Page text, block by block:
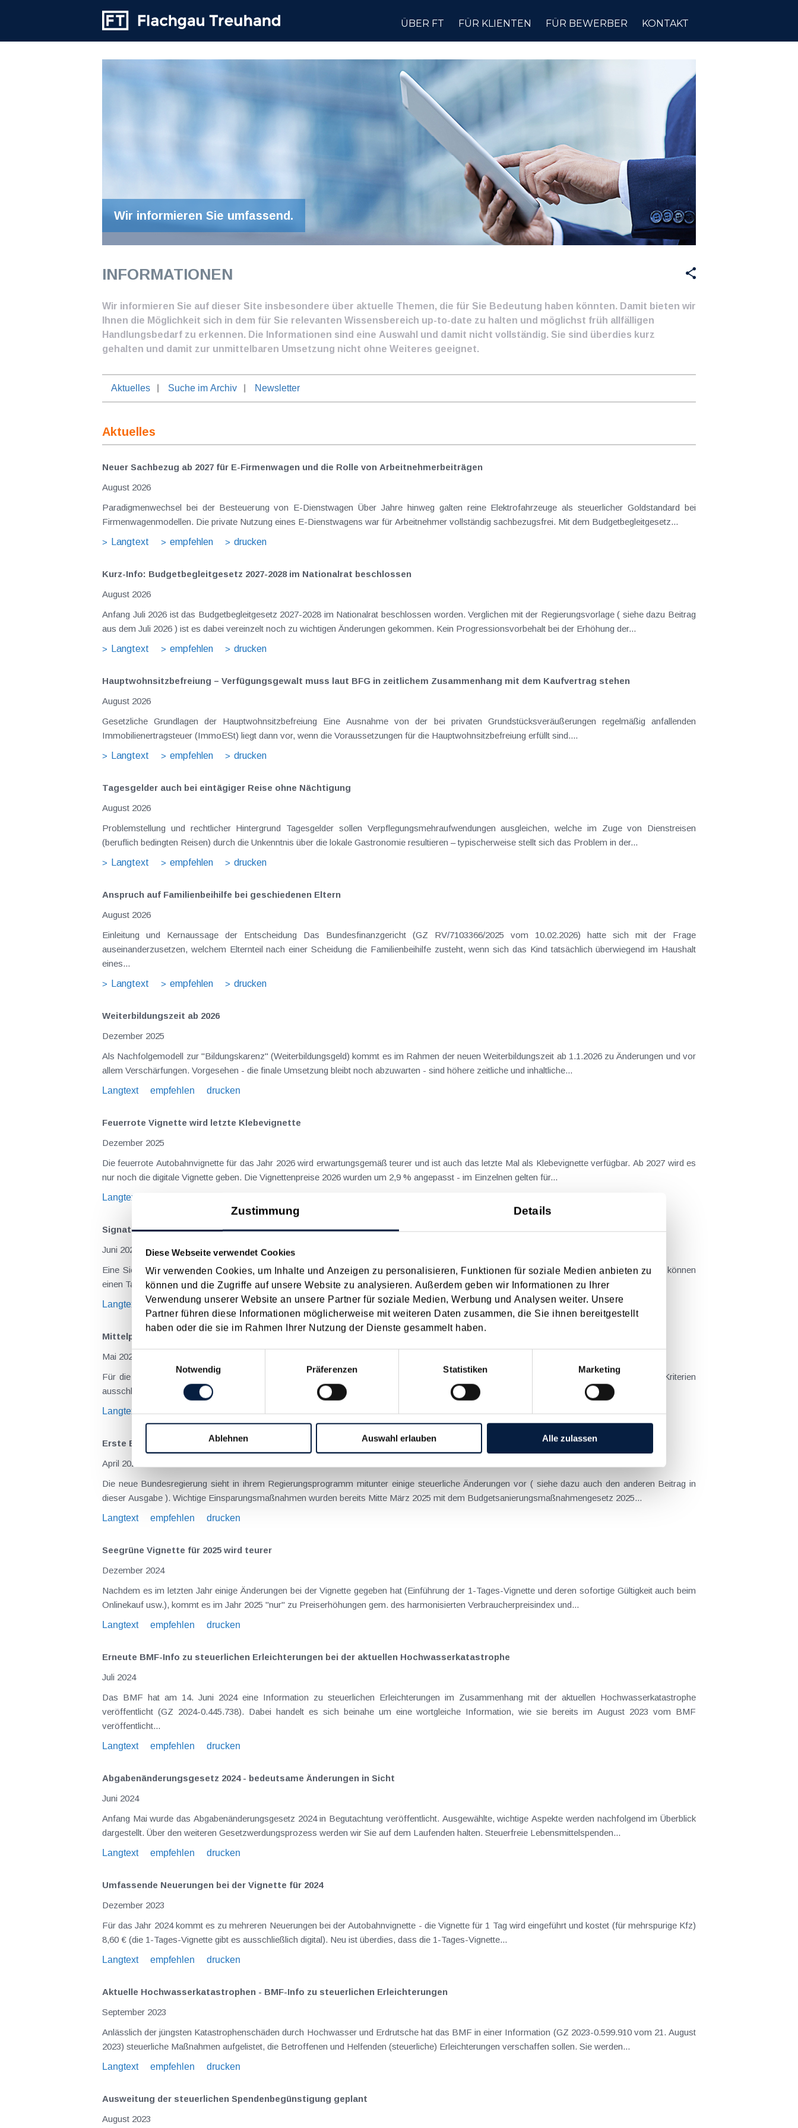
Zustimmung Details
Diese Webseite verwendet Cookies
Wir verwenden Cookies, um Inhalte und Anzeigen zu personalisieren, Funktionen für soziale Medien anbieten zu
können und die Zugriffe auf unsere Website zu analysieren. Außerdem geben wir Informationen zu Ihrer
Verwendung unserer Website an unsere Partner für soziale Medien, Werbung und Analysen weiter. Unsere
Partner führen diese Informationen möglicherweise mit weiteren Daten zusammen, die Sie ihnen bereitgestellt
haben oder die sie im Rahmen Ihrer Nutzung der Dienste gesammelt haben.
Einwilligungsauswahl
Notwendig
Präferenzen Statistiken Marketing
Ablehnen Auswahl erlauben Alle zulassen
ÜBER FT FÜR KLIENTEN FÜR BEWERBER KONTAKT
Wir informieren Sie umfassend.
INFORMATIONEN
Wir informieren Sie auf dieser Site insbesondere über aktuelle Themen, die für Sie Bedeutung haben könnten. Damit bieten wir
Ihnen die Möglichkeit sich in dem für Sie relevanten Wissensbereich up-to-date zu halten und möglichst früh allfälligen
Handlungsbedarf zu erkennen. Die Informationen sind eine Auswahl und damit nicht vollständig. Sie sind überdies kurz
gehalten und damit zur unmittelbaren Umsetzung nicht ohne Weiteres geeignet.
Aktuelles Suche im Archiv Newsletter
Aktuelles
Neuer Sachbezug ab 2027 für E-Firmenwagen und die Rolle von Arbeitnehmer​­beiträgen
August 2026
Paradigmenwechsel bei der Besteuerung von E-Dienstwagen Über Jahre hinweg galten reine Elektrofahrzeuge als steuerlicher Goldstandard bei
Firmenwagenmodellen. Die private Nutzung eines E-Dienstwagens war für Arbeitnehmer vollständig sachbezugsfrei. Mit dem Budgetbegleitgesetz...
Langtext
empfehlen drucken
Kurz-Info: Budgetbegleitgesetz 2027-2028 im Nationalrat beschlossen
August 2026
Anfang Juli 2026 ist das Budgetbegleitgesetz 2027-2028 im Nationalrat beschlossen worden. Verglichen mit der Regierungsvorlage ( siehe dazu Beitrag
aus dem Juli 2026 ) ist es dabei vereinzelt noch zu wichtigen Änderungen gekommen. Kein Progressionsvorbehalt bei der Erhöhung der...
Langtext
empfehlen drucken
Hauptwohnsitz​­befreiung – Verfügungsgewalt muss laut BFG in zeitlichem Zusammenhang mit dem Kaufvertrag stehen
August 2026
Gesetzliche Grundlagen der Hauptwohnsitzbefreiung Eine Ausnahme von der bei privaten Grundstücksveräußerungen regelmäßig anfallenden
Immobilienertragsteuer (ImmoESt) liegt dann vor, wenn die Voraussetzungen für die Hauptwohnsitzbefreiung erfüllt sind....
Langtext
empfehlen drucken
Tagesgelder auch bei eintägiger Reise ohne Nächtigung
August 2026
Problemstellung und rechtlicher Hintergrund Tagesgelder sollen Verpflegungsmehraufwendungen ausgleichen, welche im Zuge von Dienstreisen
(beruflich bedingten Reisen) durch die Unkenntnis über die lokale Gastronomie resultieren – typischerweise stellt sich das Problem in der...
Langtext
empfehlen drucken
Anspruch auf Familienbeihilfe bei geschiedenen Eltern
August 2026
Einleitung und Kernaussage der Entscheidung Das Bundesfinanzgericht (GZ RV/7103366/2025 vom 10.02.2026) hatte sich mit der Frage
auseinanderzusetzen, welchem Elternteil nach einer Scheidung die Familienbeihilfe zusteht, wenn sich das Kind tatsächlich überwiegend im Haushalt
eines...
Langtext
empfehlen drucken
Weiterbildungszeit ab 2026
Dezember 2025
Als Nachfolgemodell zur "Bildungskarenz" (Weiterbildungsgeld) kommt es im Rahmen der neuen Weiterbildungszeit ab 1.1.2026 zu Änderungen und vor
allem Verschärfungen. Vorgesehen - die finale Umsetzung bleibt noch abzuwarten - sind höhere zeitliche und inhaltliche...
Langtext
empfehlen drucken
Feuerrote Vignette wird letzte Klebevignette
Dezember 2025
Die feuerrote Autobahnvignette für das Jahr 2026 wird erwartungsgemäß teurer und ist auch das letzte Mal als Klebevignette verfügbar. Ab 2027 wird es
nur noch die digitale Vignette geben. Die Vignettenpreise 2026 wurden um 2,9 % angepasst - im Einzelnen gelten für...
Langtext
Signaturkarte bei Registrierkassen muss möglicherweise getauscht werden
Juni 2025
Eine Sicherheitslücke ("EUCLeak") und die damit zusammenhängende mangelnde Verlängerung der Zertifizierung für den Chip ACOS-ID 2.1 können
einen Tausch der Signaturkarte in der Registrierkasse notwendig machen. Von der Umstellung können also...
Langtext
empfehlen drucken
Mittelpunkt der Lebensinteressen in Österreich bei (kurzfristiger) Entsendung in die USA
Mai 2025
Für die unbeschränkte Steuerpflicht in einem Staat, woraus regelmäßig das Besteuerungsrecht am Welteinkommen resultiert, sind mehrere Kriterien
ausschlaggebend, welche dem Doppelbesteuerungsabkommen (DBA) folgend nacheinander geprüft werden müssen. Dadurch wird...
Langtext
Erste Budgetsanierungs­maßnahmen beschlossen
April 2025
Die neue Bundesregierung sieht in ihrem Regierungsprogramm mitunter einige steuerliche Änderungen vor ( siehe dazu auch den anderen Beitrag in
dieser Ausgabe ). Wichtige Einsparungsmaßnahmen wurden bereits Mitte März 2025 mit dem Budgetsanierungsmaßnahmengesetz 2025...
Langtext
empfehlen drucken
Seegrüne Vignette für 2025 wird teurer
Dezember 2024
Nachdem es im letzten Jahr einige Änderungen bei der Vignette gegeben hat (Einführung der 1-Tages-Vignette und deren sofortige Gültigkeit auch beim
Onlinekauf usw.), kommt es im Jahr 2025 "nur" zu Preiserhöhungen gem. des harmonisierten Verbraucherpreisindex und...
Langtext
empfehlen drucken
Erneute BMF-Info zu steuerlichen Erleichterungen bei der aktuellen Hochwasserkatastrophe
Juli 2024
Das BMF hat am 14. Juni 2024 eine Information zu steuerlichen Erleichterungen im Zusammenhang mit der aktuellen Hochwasserkatastrophe
veröffentlicht (GZ 2024-0.445.738). Dabei handelt es sich beinahe um eine wortgleiche Information, wie sie bereits im August 2023 vom BMF
veröffentlicht...
Langtext
empfehlen drucken
Abgabenänderungsgesetz 2024 - bedeutsame Änderungen in Sicht
Juni 2024
Anfang Mai wurde das Abgabenänderungsgesetz 2024 in Begutachtung veröffentlicht. Ausgewählte, wichtige Aspekte werden nachfolgend im Überblick
dargestellt. Über den weiteren Gesetzwerdungsprozess werden wir Sie auf dem Laufenden halten. Steuerfreie Lebensmittelspenden...
Langtext
empfehlen drucken
Umfassende Neuerungen bei der Vignette für 2024
Dezember 2023
Für das Jahr 2024 kommt es zu mehreren Neuerungen bei der Autobahnvignette - die Vignette für 1 Tag wird eingeführt und kostet (für mehrspurige Kfz)
8,60 € (die 1-Tages-Vignette gibt es ausschließlich digital). Neu ist überdies, dass die 1-Tages-Vignette...
Langtext
empfehlen drucken
Aktuelle Hochwasserkatastrophen - BMF-Info zu steuerlichen Erleichterungen
September 2023
Anlässlich der jüngsten Katastrophenschäden durch Hochwasser und Erdrutsche hat das BMF in einer Information (GZ 2023-0.599.910 vom 21. August
2023) steuerliche Maßnahmen aufgelistet, die Betroffenen und Helfenden (steuerliche) Erleichterungen verschaffen sollen. Sie werden...
Langtext
empfehlen drucken
Ausweitung der steuerlichen Spendenbegünstigung geplant
August 2023